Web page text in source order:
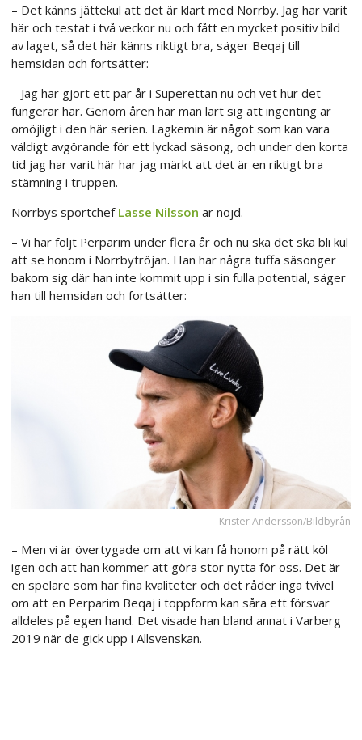
– Det känns jättekul att det är klart med Norrby. Jag har varit
här och testat i två veckor nu och fått en mycket positiv bild
av laget, så det här känns riktigt bra, säger Beqaj till
hemsidan och fortsätter:
– Jag har gjort ett par år i Superettan nu och vet hur det
fungerar här. Genom åren har man lärt sig att ingenting är
omöjligt i den här serien. Lagkemin är något som kan vara
väldigt avgörande för ett lyckad säsong, och under den korta
tid jag har varit här har jag märkt att det är en riktigt bra
stämning i truppen.
Norrbys sportchef Lasse Nilsson är nöjd.
– Vi har följt Perparim under flera år och nu ska det ska bli kul
att se honom i Norrbytröjan. Han har några tuffa säsonger
bakom sig där han inte kommit upp i sin fulla potential, säger
han till hemsidan och fortsätter:
Krister Andersson/Bildbyrån
– Men vi är övertygade om att vi kan få honom på rätt köl
igen och att han kommer att göra stor nytta för oss. Det är
en spelare som har fina kvaliteter och det råder inga tvivel
om att en Perparim Beqaj i toppform kan såra ett försvar
alldeles på egen hand. Det visade han bland annat i Varberg
2019 när de gick upp i Allsvenskan.